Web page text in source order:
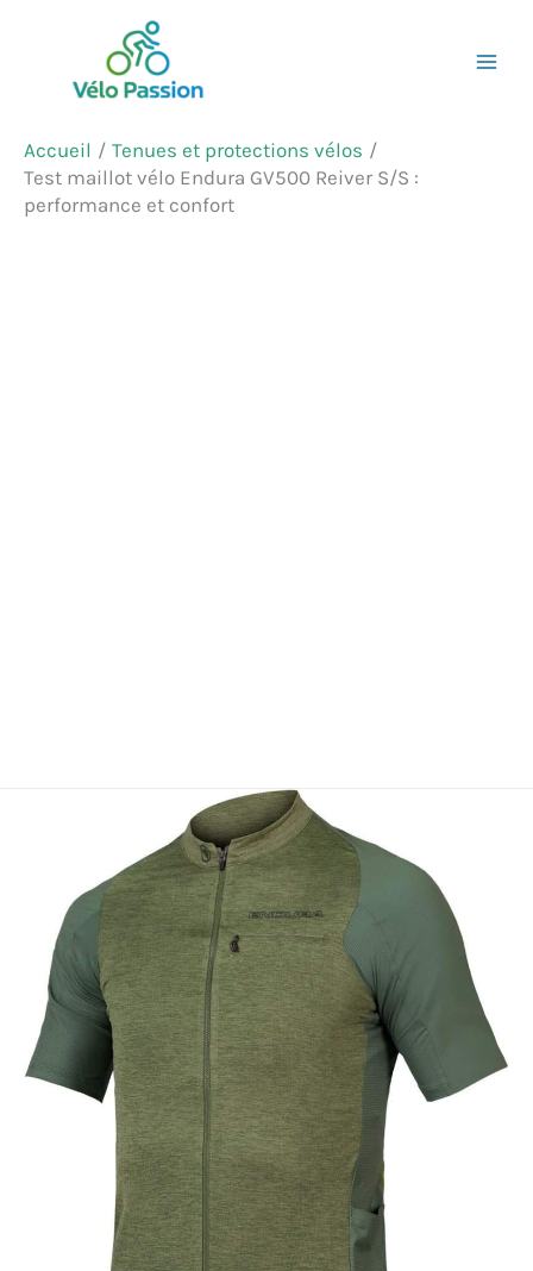
contenu
Accueil
Tenues et protections vélos
Test maillot vélo Endura GV500 Reiver S/S :
performance et confort